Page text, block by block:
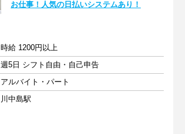
お仕事！人気の日払いシステムあり！
時給 1200円以上
週5日 シフト自由・自己申告
アルバイト・パート
川中島駅